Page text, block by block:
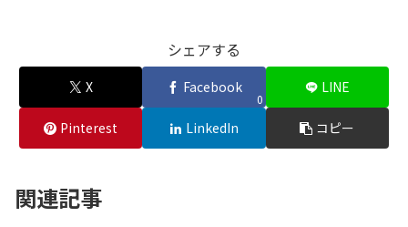
シェアする
X Facebook
0
LINE
Pinterest LinkedIn コピー
関連記事